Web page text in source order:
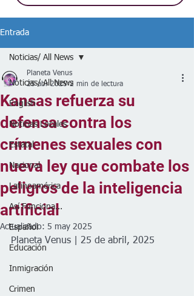
Entrada
Noticias/ All News
English
Noticias Locales
Estatal
Nacional
Latinoamérica
Así Funciona...
Español
Educación
Inmigración
Crimen
Noticias/ All News
Kansas refuerza su
defensa contra los
crímenes sexuales con
nueva ley que combate los
peligros de la inteligencia
artificial
Planeta Venus
25 abr 2025 2 min de lectura
Actualizado: 5 may 2025
Planeta Venus | 25 de abril, 2025